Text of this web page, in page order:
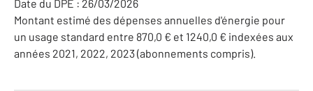
Date du DPE : 26/03/2026
Montant estimé des dépenses annuelles d'énergie pour
un usage standard entre 870,0 € et 1240,0 € indexées aux
années 2021, 2022, 2023 (abonnements compris).